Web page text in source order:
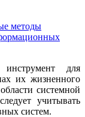
методы
для
их жизненного
системной
учитывать
систем.